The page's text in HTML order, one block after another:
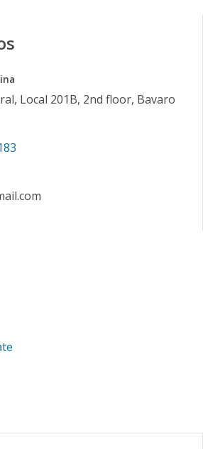
Local 201B, 2nd floor, Bavaro